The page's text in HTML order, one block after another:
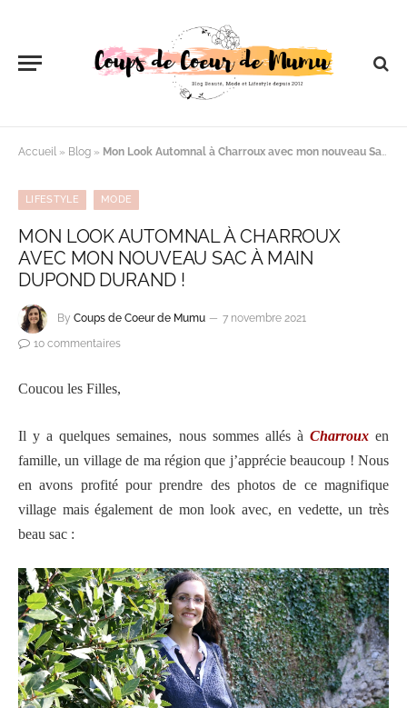
Accueil » Blog » Mon Look Automnal à Charroux avec mon nouveau Sac à Main Dupond Durand !
LIFESTYLE MODE
MON LOOK AUTOMNAL À CHARROUX
AVEC MON NOUVEAU SAC À MAIN
DUPOND DURAND !
By Coups de Coeur de Mumu
7 novembre 2021
10 commentaires
Coucou les Filles,
Il y a quelques semaines, nous sommes allés à Charrouxen
famille, un village de ma région que j’apprécie beaucoup ! Nous
en avons profité pour prendre des photos de ce magnifique
village mais également de mon look avec, en vedette, un très
beau sac :